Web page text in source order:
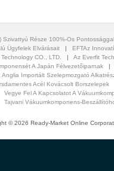
Szivattyú Része 100%-Os
Ügyfelek Elvárásait | EFTAz
CO., LTD.
|Az Everfit
A Japán Félvezetőiparnak
Anglia Importált Szelepmozgató
Acél Kovácsolt Borszelepek
Vegye Fel A Kapcsolatot A
Tajvani Vákuumkomponens-
© 2026 Ready-Market Online